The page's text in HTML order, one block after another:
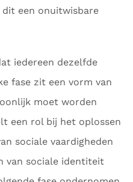
een onuitwisbare
iedereen dezelfde
fase zit een vorm van
moet worden
een rol bij het oplossen
sociale vaardigheden
van sociale identiteit